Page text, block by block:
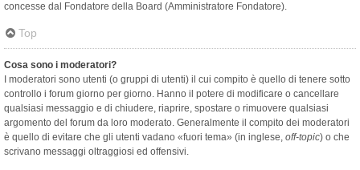
concesse dal Fondatore della Board (Amministratore Fondatore).
Top
Cosa sono i moderatori?
I moderatori sono utenti (o gruppi di utenti) il cui compito è quello di tenere sotto
controllo i forum giorno per giorno. Hanno il potere di modificare o cancellare
qualsiasi messaggio e di chiudere, riaprire, spostare o rimuovere qualsiasi
argomento del forum da loro moderato. Generalmente il compito dei moderatori
è quello di evitare che gli utenti vadano «fuori tema» (in inglese, off-topic) o che
scrivano messaggi oltraggiosi ed offensivi.